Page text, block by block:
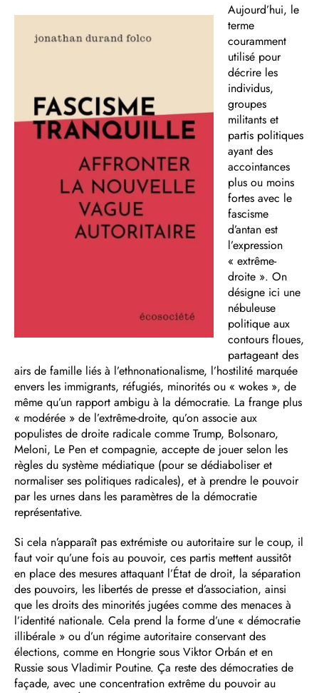
Aujourd’hui, le
terme
couramment
utilisé pour
décrire les
individus,
groupes
militants et
partis politiques
ayant des
accointances
plus ou moins
fortes avec le
fascisme
d’antan est
l’expression
« extrême-
droite ». On
désigne ici une
nébuleuse
politique aux
contours floues,
partageant des
airs de famille liés à l’ethnonationalisme, l’hostilité marquée
envers les immigrants, réfugiés, minorités ou « wokes », de
même qu’un rapport ambigu à la démocratie. La frange plus
« modérée » de l’extrême-droite, qu’on associe aux
populistes de droite radicale comme Trump, Bolsonaro,
Meloni, Le Pen et compagnie, accepte de jouer selon les
règles du système médiatique (pour se dédiaboliser et
normaliser ses politiques radicales), et à prendre le pouvoir
par les urnes dans les paramètres de la démocratie
représentative.
Si cela n’apparaît pas extrémiste ou autoritaire sur le coup, il
faut voir qu’une fois au pouvoir, ces partis mettent aussitôt
en place des mesures attaquant l’État de droit, la séparation
des pouvoirs, les libertés de presse et d’association, ainsi
que les droits des minorités jugées comme des menaces à
l’identité nationale. Cela prend la forme d’une « démocratie
illibérale » ou d’un régime autoritaire conservant des
élections, comme en Hongrie sous Viktor Orbán et en
Russie sous Vladimir Poutine. Ça reste des démocraties de
façade, avec une concentration extrême du pouvoir au